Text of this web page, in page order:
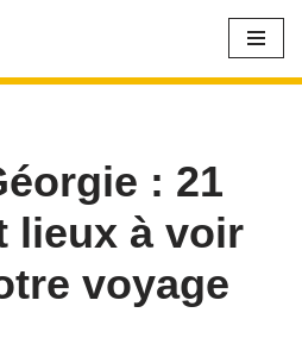
: 21
lieux à voir
voyage